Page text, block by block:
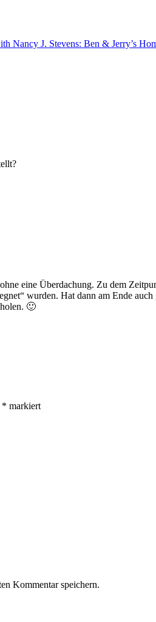
Nancy J. Stevens: Ben & Jerry’s
eine Überdachung. Zu dem
wurden. Hat dann am Ende
🙂
* markiert
Kommentar speichern.